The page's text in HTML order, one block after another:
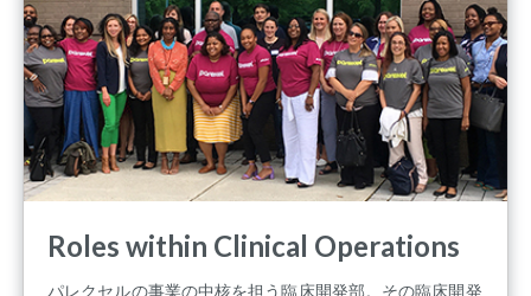
Roles within Clinical Operations
パレクセルの事業の中核を担う臨床開発部。その臨床開発